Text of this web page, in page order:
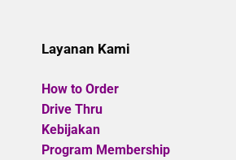
Layanan Kami
How to Order
Drive Thru
Kebijakan
Program Membership